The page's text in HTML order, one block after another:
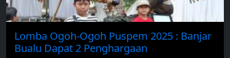
Lomba Ogoh-Ogoh Puspem 2025 : Banjar
Bualu Dapat 2 Penghargaan